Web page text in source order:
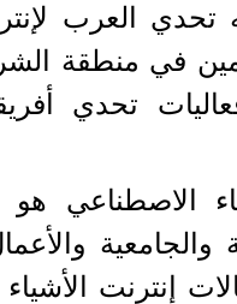
تحدي العرب
في منطقة
تحدي
الاصطناعي هو
والجامعية
إنترنت